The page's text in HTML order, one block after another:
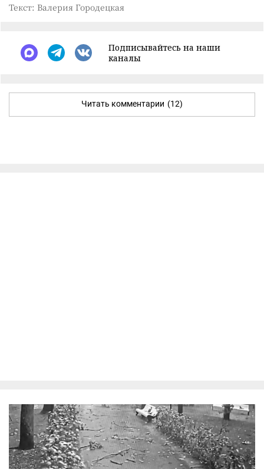
Текст: Валерия Городецкая
Подписывайтесь на наши
каналы
Читать комментарии (12)